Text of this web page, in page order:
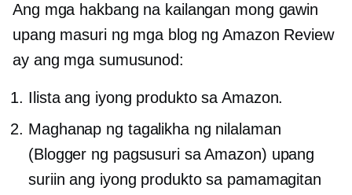
Ang mga hakbang na kailangan mong gawin
upang masuri ng mga blog ng Amazon Review
ay ang mga sumusunod:
Ilista ang iyong produkto sa Amazon.
Maghanap ng tagalikha ng nilalaman
(Blogger ng pagsusuri sa Amazon) upang
suriin ang iyong produkto sa pamamagitan